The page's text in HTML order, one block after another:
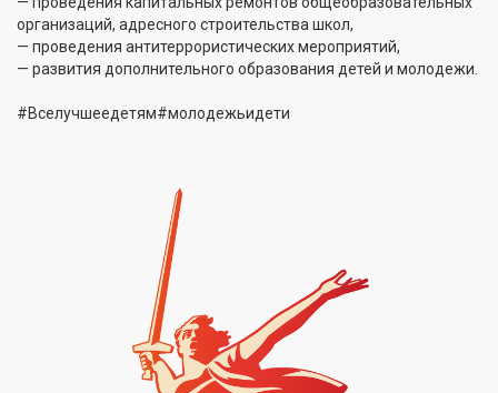
организаций, адресного строительства школ,
— проведения антитеррористических мероприятий,
— развития дополнительного образования детей и молодежи.
#Вселучшеедетям#молодежьидети